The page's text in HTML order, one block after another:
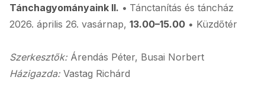
Tánchagyományaink II. • Tánctanítás és táncház
2026. április 26. vasárnap, 13.00–15.00 • Küzdőtér
Szerkesztők: Árendás Péter, Busai Norbert
Házigazda: Vastag Richárd